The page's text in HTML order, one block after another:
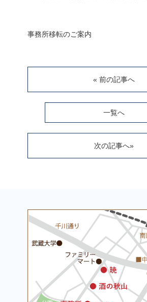
事務所移転のご案内
« 前の記事へ
一覧へ
次の記事へ»